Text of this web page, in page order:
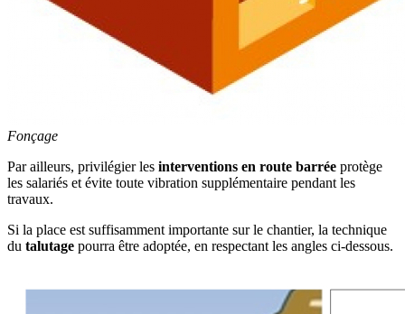
Fonçage
Par ailleurs, privilégier les interventions en route barrée protège
les salariés et évite toute vibration supplémentaire pendant les
travaux.
Si la place est suffisamment importante sur le chantier, la technique
du talutage pourra être adoptée, en respectant les angles ci-dessous.